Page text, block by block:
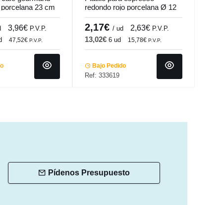
23 cm
3,96€ P.V.P.
47,52€P.V.P.
redondo rojo porcelana Ø 12
cm Emotions Pro.mundi
2,17€/ ud 2,63€ P.V.P.
13,02€6 ud 15,78€P.V.P.
Bajo Pedido
Ref: 333619
Pídenos Presupuesto